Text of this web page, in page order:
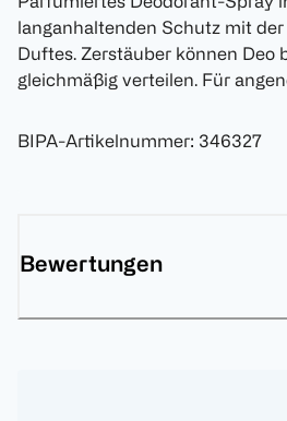
langanhaltenden Schutz mit
Duftes. Zerstäuber können Deo
gleichmäßig verteilen. Für
BIPA-Artikelnummer: 346327
Bewertungen